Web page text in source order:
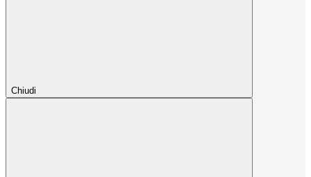
Chiudi